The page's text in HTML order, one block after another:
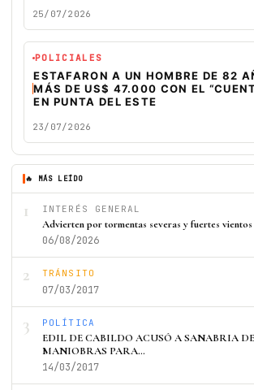
25/07/2026
POLICIALES
ESTAFARON A UN HOMBRE DE 82
MÁS DE US$ 47.000 CON EL
EN PUNTA DEL ESTE
23/07/2026
🔥 MÁS LEÍDO
1 INTERÉS GENERAL
Advierten por tormentas severas y fuertes
06/08/2026
2 TRÁNSITO
07/03/2017
3 POLÍTICA
EDIL DE CABILDO ACUSÓ A SANABRIA
MANIOBRAS PARA…
14/03/2017